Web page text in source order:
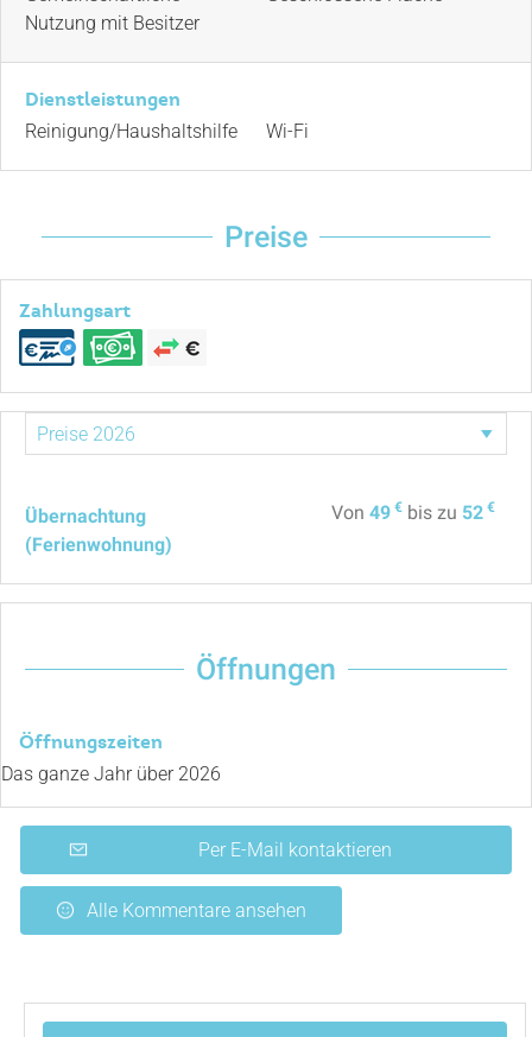
Nutzung mit Besitzer
Dienstleistungen
Reinigung/Haushaltshilfe Wi-Fi
Preise
Zahlungsart
Übernachtung
(Ferienwohnung)
Von 49 € bis zu 52 €
Öffnungen
Öffnungszeiten
Das ganze Jahr über 2026
Per E-Mail kontaktieren
Alle Kommentare ansehen